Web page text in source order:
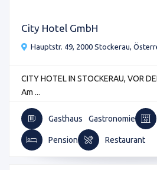
City Hotel GmbH
Hauptstr. 49, 2000 Stockerau,
CITY HOTEL IN STOCKERAU, VOR
Am ...
Gasthaus Gastronomie
Pension Restaurant